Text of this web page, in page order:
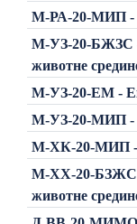
М-РА-20-МИП -
М-УЗ-20-БЖЗС -
животне
М-УЗ-20-ЕМ -
М-УЗ-20-МИП -
М-ХК-20-МИП -
М-ХХ-20-БЗЖС -
животне